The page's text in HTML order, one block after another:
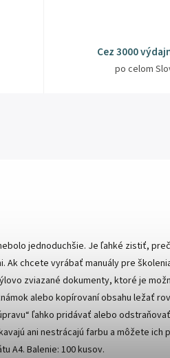
Cez 3000
po celom
jednoduchšie. Je ľahké zistiť,
Ak chcete vyrábať manuály pre
zviazané dokumenty, ktoré je
alebo kopírovaní obsahu ležať
ľahko pridávať alebo
ani nestrácajú farbu a môžete ich
A4. Balenie: 100 kusov.